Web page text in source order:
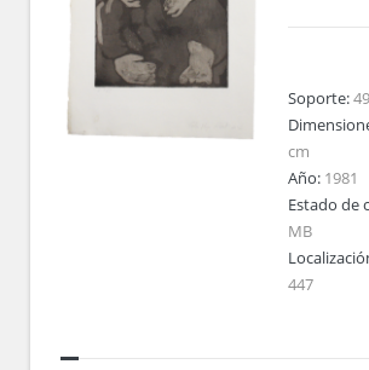
Soporte:
cm
Año: 1981
Estado de
MB
447